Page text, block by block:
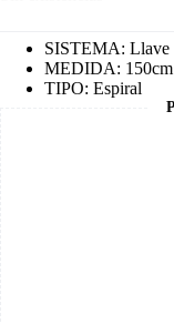
SISTEMA: Llave
MEDIDA:
TIPO: Espiral